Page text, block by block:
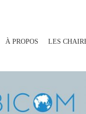
À PROPOS LES